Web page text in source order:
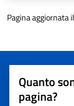
Pagina
Quanto
pagina?